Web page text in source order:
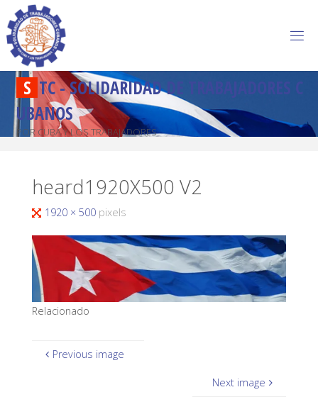
S TC-SOLIDARIDADD R A BAJADORES C
U BANOS
POR CUBA Y LOS TRABAJADORES
heard1920X500 V2
1920 × 500 pixels
Relacionado
Previous image
Next image